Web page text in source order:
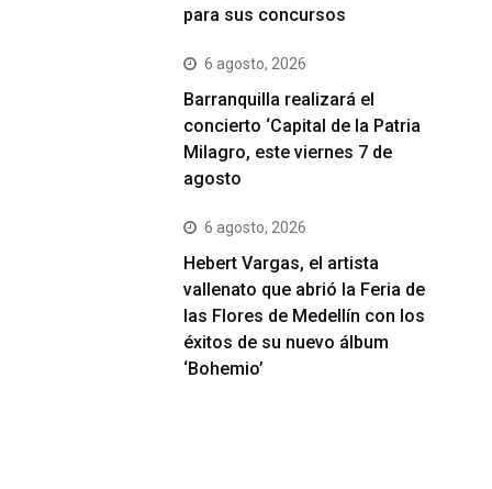
para sus concursos
6 agosto, 2026
Barranquilla realizará el
concierto ‘Capital de la Patria
Milagro, este viernes 7 de
agosto
6 agosto, 2026
Hebert Vargas, el artista
vallenato que abrió la Feria de
las Flores de Medellín con los
éxitos de su nuevo álbum
‘Bohemio’